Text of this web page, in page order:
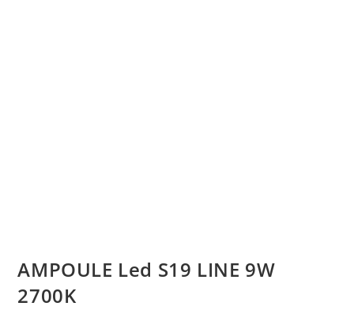
AMPOULE Led S19 LINE 9W
2700K